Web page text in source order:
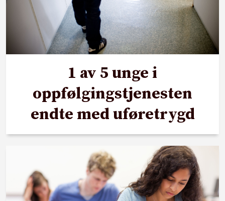
1 av 5 unge i
oppfølgingstjenesten
endte med uføretrygd